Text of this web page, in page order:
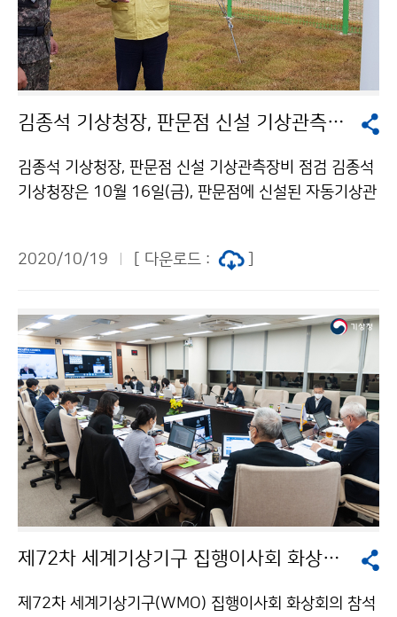
김종석 기상청장, 판문점 신설 기상관측장비 점검
김종석 기상청장, 판문점 신설 기상관측장비 점검 김종석
기상청장은 10월 16일(금), 판문점에 신설된 자동기상관
(AWS) 설치를 위한 점검 차원에서 이루어진 이번 방문에
에 더욱 힘써 주길 바란다"고 밝혔습니다.
2020/10/19 [ 다운로드 :
제72차 세계기상기구 집행이사회 화상회의 참석
제72차 세계기상기구(WMO) 집행이사회 화상회의 참석